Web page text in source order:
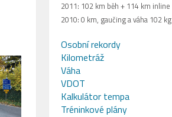
2011: 102 km běh + 114 km inline
2010: 0 km, gaučing a váha 102 kg
Osobní rekordy
Kilometráž
Váha
VDOT
Kalkulátor tempa
Tréninkové plány